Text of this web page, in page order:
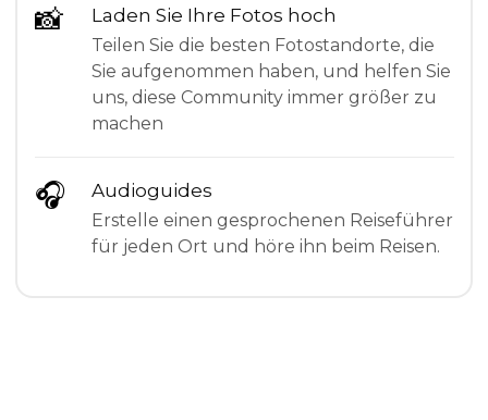
📸 Laden Sie Ihre Fotos hoch
Teilen Sie die besten Fotostandorte, die
Sie aufgenommen haben, und helfen Sie
uns, diese Community immer größer zu
machen
🎧 Audioguides
Erstelle einen gesprochenen Reiseführer
für jeden Ort und höre ihn beim Reisen.